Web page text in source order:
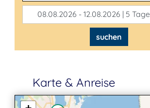
08.08.2026 - 12.08.2026 | 5 Tage
suchen
Karte & Anreise